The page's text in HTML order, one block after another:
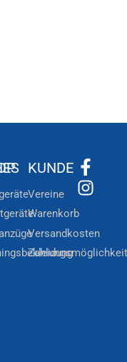
KUNDE
Vereine
Warenkorb
Versandkosten